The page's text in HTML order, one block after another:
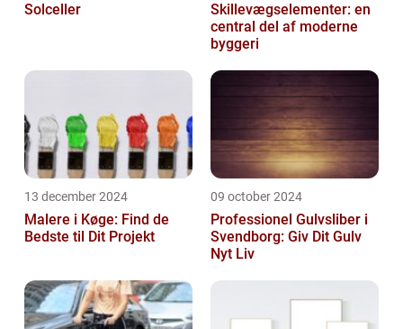
Solceller
Skillevægselementer: en
central del af moderne
byggeri
13 december 2024
Malere i Køge: Find de
Bedste til Dit Projekt
09 october 2024
Professionel Gulvsliber i
Svendborg: Giv Dit Gulv
Nyt Liv